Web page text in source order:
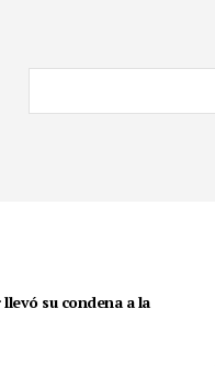
su condena a la